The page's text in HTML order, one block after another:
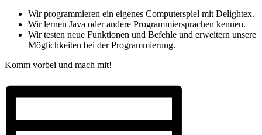
Wir programmieren ein eigenes Computerspiel mit Delightex.
Wir lernen Java oder andere Programmiersprachen kennen.
Wir testen neue Funktionen und Befehle und erweitern unsere
Möglichkeiten bei der Programmierung.
Komm vorbei und mach mit!